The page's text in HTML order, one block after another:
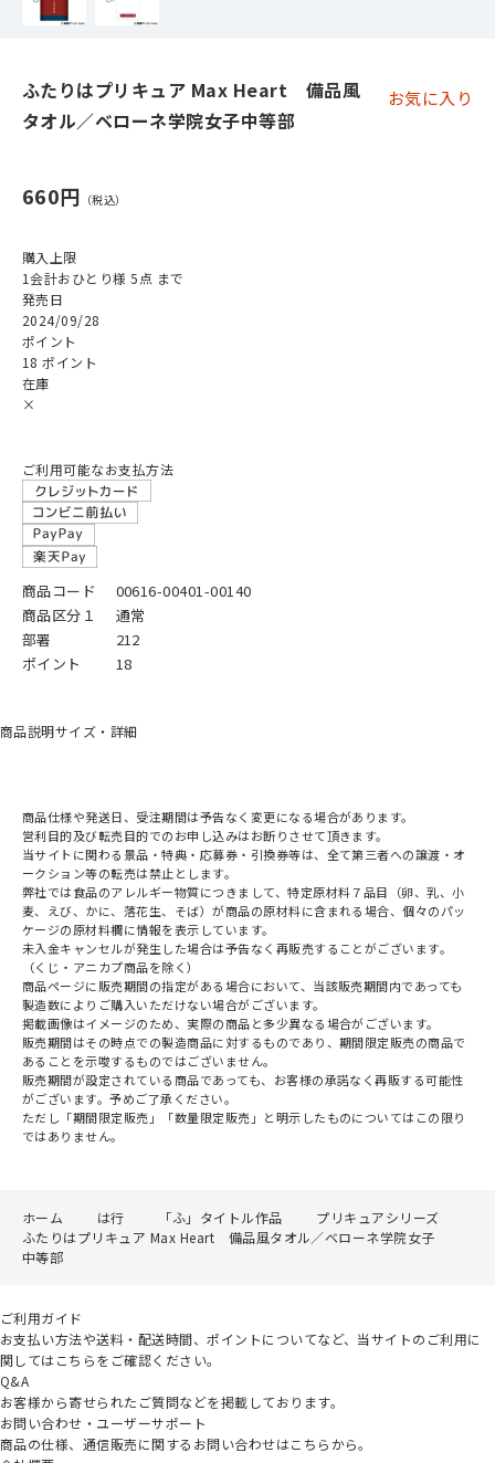
ふたりはプリキュア Max Heart 備品風
タオル／ベローネ学院女子中等部
お気に入り
660円
購入上限
1会計おひとり様 5点 まで
発売日
2024/09/28
ポイント
18 ポイント
在庫
×
ご利用可能なお支払方法
商品コード
00616-00401-00140
商品区分１
通常
部署
212
ポイント
18
商品説明サイズ・詳細
商品仕様や発送日、受注期間は予告なく変更になる場合があります。
営利目的及び転売目的でのお申し込みはお断りさせて頂きます。
当サイトに関わる景品・特典・応募券・引換券等は、全て第三者への譲渡・オ
ークション等の転売は禁止とします。
弊社では食品のアレルギー物質につきまして、特定原材料７品目（卵、乳、小
麦、えび、かに、落花生、そば）が商品の原材料に含まれる場合、個々のパッ
ケージの原材料欄に情報を表示しています。
未入金キャンセルが発生した場合は予告なく再販売することがございます。
（くじ・アニカプ商品を除く）
商品ページに販売期間の指定がある場合において、当該販売期間内であっても
製造数によりご購入いただけない場合がございます。
掲載画像はイメージのため、実際の商品と多少異なる場合がございます。
販売期間はその時点での製造商品に対するものであり、期間限定販売の商品で
あることを示唆するものではございません。
販売期間が設定されている商品であっても、お客様の承諾なく再販する可能性
がございます。予めご了承ください。
ただし「期間限定販売」「数量限定販売」と明示したものについてはこの限り
ではありません。
ホーム は行 「ふ」タイトル作品
プリキュアシリーズ
ふたりはプリキュア Max Heart 備品風タオル／ベローネ学院女子
中等部
ご利用ガイド
お支払い方法や送料・配送時間、ポイントについてなど、当サイトのご利用に
関してはこちらをご確認ください。
Q&A
お客様から寄せられたご質問などを掲載しております。
お問い合わせ・ユーザーサポート
商品の仕様、通信販売に関するお問い合わせはこちらから。